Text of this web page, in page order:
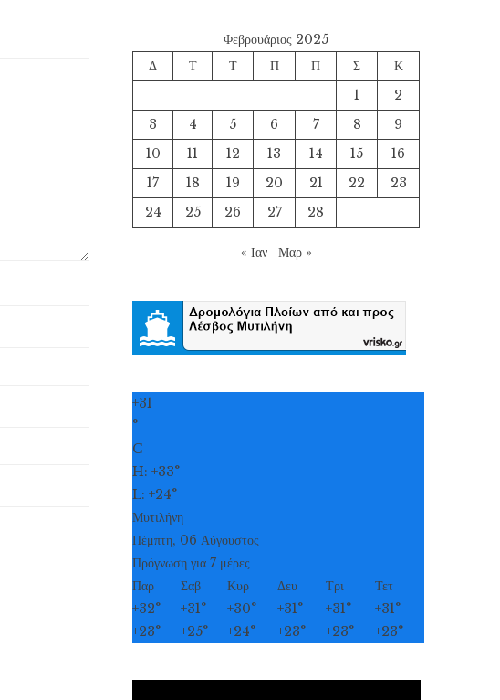
Φεβρουάριος 2025
Δ
Τ Τ Π Π Σ
Κ
1
2
3
4 5 6 7 8
9
10
11 12 13 14 15
16
17
18 19 20 21 22
23
24
25 26 27 28
« Ιαν Μαρ »
+31
°
C
H:+33°
L:+24°
Μυτιλήνη
Πέμπτη, 06 Αύγουστος
Πρόγνωση για 7 μέρες
Παρ
Σαβ Κυρ Δευ Τρι
Τετ
+32° +31° +30° +31° +31° +31°
+23° +25° +24° +23° +23° +23°